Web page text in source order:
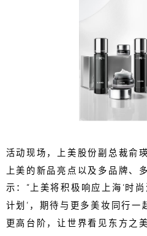
活动现场，上美股份副总裁俞
上美的新品亮点以及多品牌、
示：“上美将积极响应上海‘时
计划‘，期待与更多美妆同行一
更高台阶，让世界看见东方之